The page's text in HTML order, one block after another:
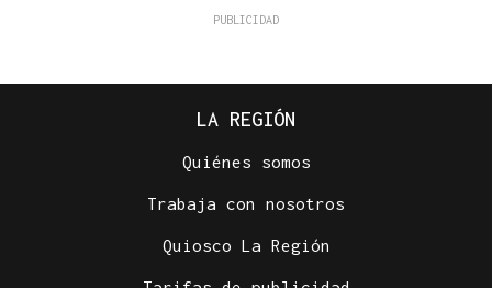
LA REGIÓN
Quiénes somos
Trabaja con nosotros
Quiosco La Región